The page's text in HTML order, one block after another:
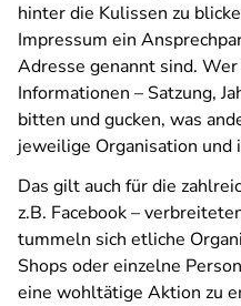
hinter die Kulissen zu
Impressum ein
Adresse genannt sind.
Informationen – Satzung,
bitten und gucken, was
jeweilige Organisation
Das gilt auch für die
z.B. Facebook –
tummeln sich etliche
Shops oder einzelne
eine wohltätige Aktion zu